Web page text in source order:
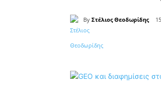
By Στέλιος Θεοδωρίδης
Κοινοποίηση